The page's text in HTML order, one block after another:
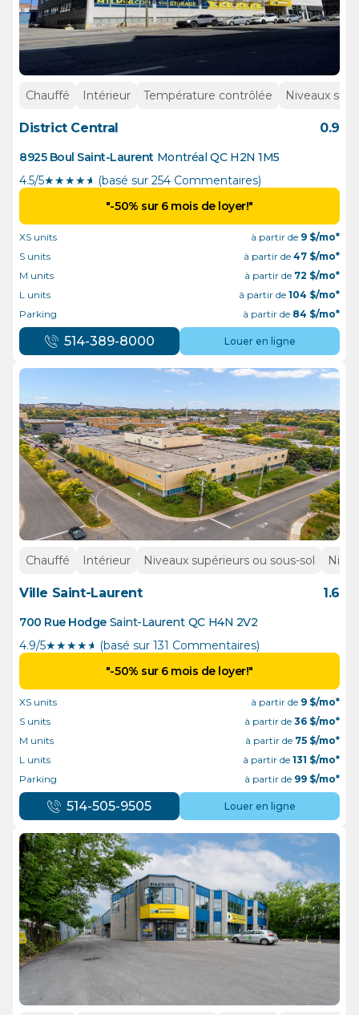
Chauffé Intérieur Température contrôlée Niveaux
District Central 0.9
8925 Boul Saint-Laurent Montréal QC H2N 1M5
4.5/5★★★★½ (basé sur 254 Commentaires)
"-50% sur 6 mois de loyer!"
XS units à partir de 9 $/mo*
S units
à partir de 47 $/mo*
M units
à partir de 72 $/mo*
L units
à partir de 104 $/mo*
Parking
à partir de 84 $/mo*
514-389-8000 Louer en ligne
Chauffé Intérieur Niveaux supérieurs ou sous-sol
Ville Saint-Laurent 1.6
700 Rue Hodge Saint-Laurent QC H4N 2V2
4.9/5★★★★½ (basé sur 131 Commentaires)
"-50% sur 6 mois de loyer!"
XS units à partir de 9 $/mo*
S units
à partir de 36 $/mo*
M units
à partir de 75 $/mo*
L units
à partir de 131 $/mo*
Parking
à partir de 99 $/mo*
514-505-9505 Louer en ligne